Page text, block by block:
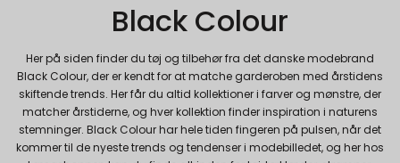
o
n
Black Colour
Her på siden finder du tøj og tilbehør fra det danske modebrand
Black Colour, der er kendt for at matche garderoben med årstidens
skiftende trends. Her får du altid kollektioner i farver og mønstre, der
matcher årstiderne, og hver kollektion finder inspiration i naturens
stemninger. Black Colour har hele tiden fingeren på pulsen, når det
kommer til de nyeste trends og tendenser i modebilledet, og her hos